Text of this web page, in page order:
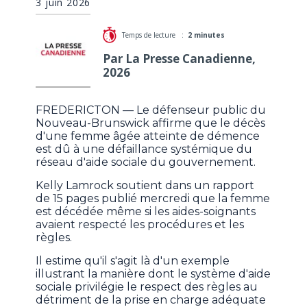
Temps de lecture : 2 minutes
Par La Presse Canadienne,
2026
FREDERICTON — Le défenseur public du
Nouveau-Brunswick affirme que le décès
d'une femme âgée atteinte de démence
est dû à une défaillance systémique du
réseau d'aide sociale du gouvernement.
Kelly Lamrock soutient dans un rapport
de 15 pages publié mercredi que la femme
est décédée même si les aides-soignants
avaient respecté les procédures et les
règles.
Il estime qu'il s'agit là d'un exemple
illustrant la manière dont le système d'aide
sociale privilégie le respect des règles au
détriment de la prise en charge adéquate